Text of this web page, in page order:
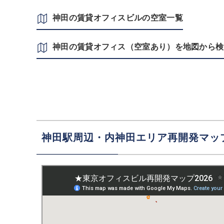
神田の賃貸オフィスビルの空室一覧
神田の賃貸オフィス（空室あり）を地図から
神田駅周辺・内神田エリア再開発マッ